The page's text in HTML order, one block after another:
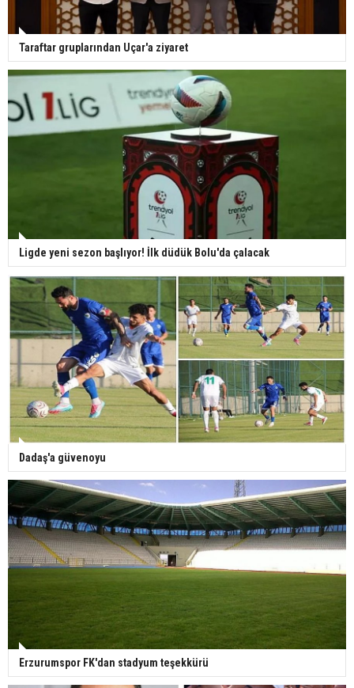
Taraftar gruplarından Uçar'a ziyaret
Ligde yeni sezon başlıyor! İlk düdük Bolu'da çalacak
Dadaş'a güvenoyu
Erzurumspor FK'dan stadyum teşekkürü